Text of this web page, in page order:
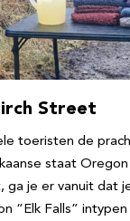
Street
toeristen de
staat
ga je er vanuit dat
“Elk Falls”